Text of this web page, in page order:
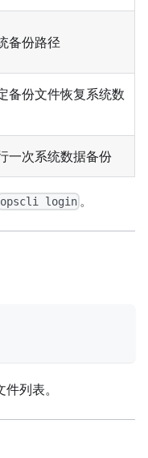
备份路径
备份文件恢复系统数
一次系统数据备份
opscli login。
列表。